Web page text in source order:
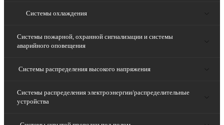
Системы охлаждения
Системы пожарной, охранной сигнализации и системы
аварийного оповещения
Системы распределения высокого напряжения
Системы распределения электроэнергии/распределительные
устройства